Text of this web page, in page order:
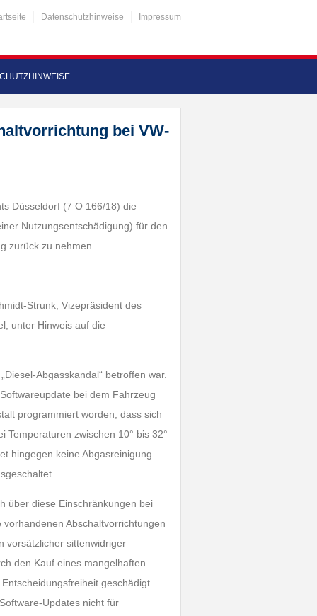
Datenschutzhinweise Impressum
bei VW-
Düsseldorf (7 O 166/18) die
Nutzungsentschädigung) für den
zurück zu nehmen.
Strunk, Vizepräsident des
unter Hinweis auf die
Abgasskandal“ betroffen war.
bei dem Fahrzeug
programmiert worden, dass sich
Temperaturen zwischen 10° bis 32°
hingegen keine Abgasreinigung
über diese Einschränkungen bei
Abschaltvorrichtungen
vorsätzlicher sittenwidriger
den Kauf eines mangelhaften
geschädigt
Updates nicht für